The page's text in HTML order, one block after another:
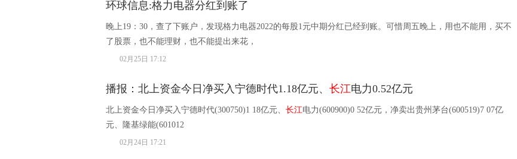
环球信息:格力电器分红到账了
晚上19：30，查了下账户，发现格力电器2022的每股1元中期分红已经到账。可惜周五晚上，用也不能用，买不
了股票，也不能理财，也不能提出来花，
02月25日 17:12
播报：北上资金今日净买入宁德时代1.18亿元、 长江电力0.52亿元
北上资金今日净买入宁德时代(300750)1 18亿元、 长江电力(600900)0 52亿元，净卖出贵州茅台(600519)7 07亿
元、隆基绿能(601012
02月24日 17:21